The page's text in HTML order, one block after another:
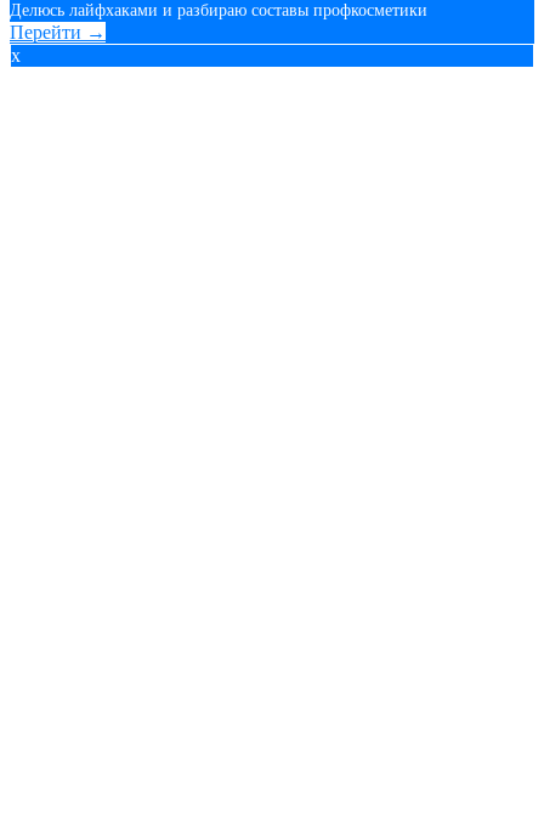
Делюсь лайфхаками и разбираю составы профкосметики
Перейти →
x